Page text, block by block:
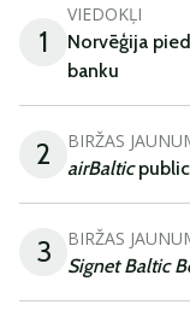
1
VIEDOKĻI
Norvēģija
banku
2 BIRŽAS
airBaltic
3 BIRŽAS
Signet Baltic